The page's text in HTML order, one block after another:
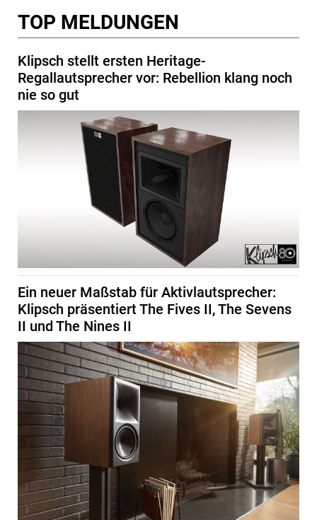
TOP MELDUNGEN
Klipsch stellt ersten Heritage-
Regallautsprecher vor: Rebellion klang noch
nie so gut
Ein neuer Maßstab für Aktivlautsprecher:
Klipsch präsentiert The Fives II, The Sevens
II und The Nines II